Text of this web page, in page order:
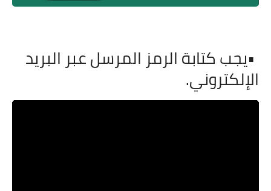
•يجب كتابة الرمز المرسل عبر البريد
الإلكتروني.